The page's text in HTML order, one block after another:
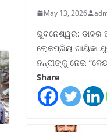
May 13, 2026
ଭୁବନେଶ୍ୱର: ଡାବର
ଲୋକପ୍ରିୟ ଗାୟିକା
ନନ୍ଦୀଙ୍କୁ ନେଇ
Share